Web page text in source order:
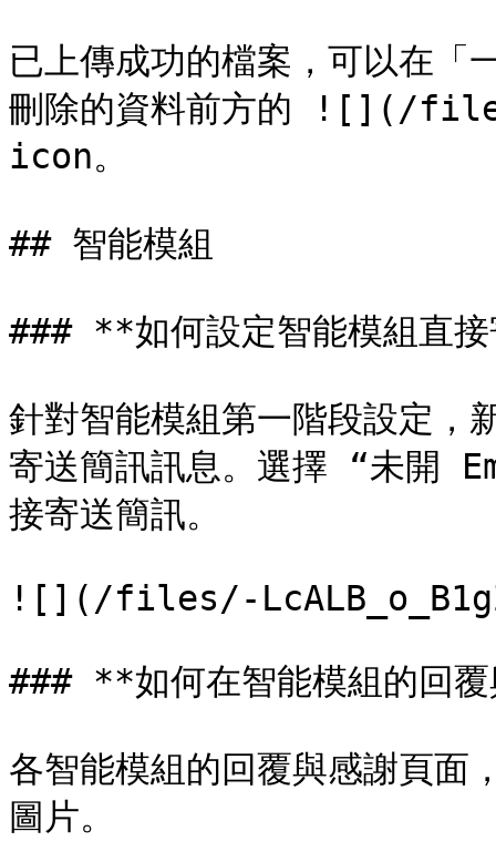
已上傳成功的檔案，可以在「
刪除的資料前方的 ![](/
icon。
## 智能模組
### **如何設定智能模組直
針對智能模組第一階段設定
寄送簡訊訊息。選擇 “未開
接寄送簡訊。
![](/files/-
### **如何在智能模組的回
各智能模組的回覆與感謝頁面
圖片。